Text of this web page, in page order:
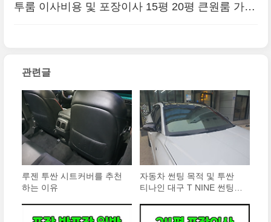
투룸 이사비용 및 포장이사 15평 20평 큰원룸 가격
관련글
루젠 투싼 시트커버를 추천
하는 이유
자동차 썬팅 목적 및 투싼
티나인 대구 T NINE 썬팅